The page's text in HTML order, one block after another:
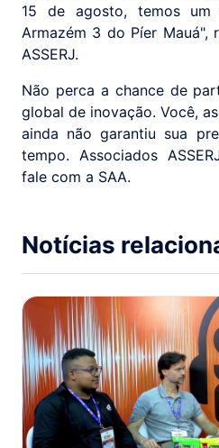
15 de agosto, temos um
Armazém 3 do Píer Mauá",
ASSERJ.
Não perca a chance de
global de inovação. Você,
ainda não garantiu sua
tempo. Associados
fale com a SAA.
Notícias